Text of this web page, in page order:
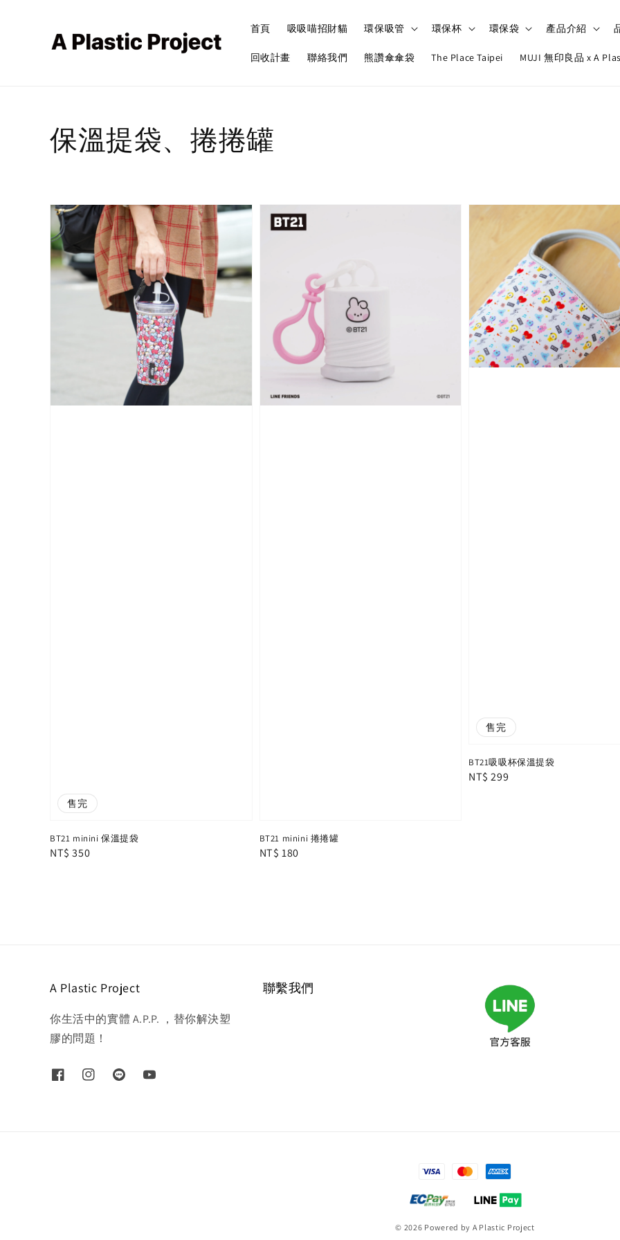
首頁 吸吸喵招財貓 環保吸管 環保杯 環保袋 產品介紹
回收計畫 聯絡我們 熊讚傘傘袋 The Place Taipei MUJI 無印良品 x A
保溫提袋、捲捲罐
售完
BT21 minini 保溫提袋
Regular
NT$ 350
BT21 minini 捲捲罐
Regular
NT$ 180
售完
BT21吸吸杯保溫提袋
Regular
NT$ 299
A Plastic Project
你生活中的實體 A.P.P. ，替你解決塑
膠的問題！
聯繫我們
© 2026 Powered by A Plastic Project